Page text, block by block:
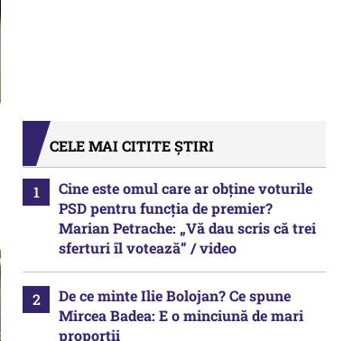
CELE MAI CITITE ȘTIRI
Cine este omul care ar obține voturile
PSD pentru funcția de premier?
Marian Petrache: „Vă dau scris că trei
sferturi îl votează” / video
De ce minte Ilie Bolojan? Ce spune
Mircea Badea: E o minciună de mari
proporții